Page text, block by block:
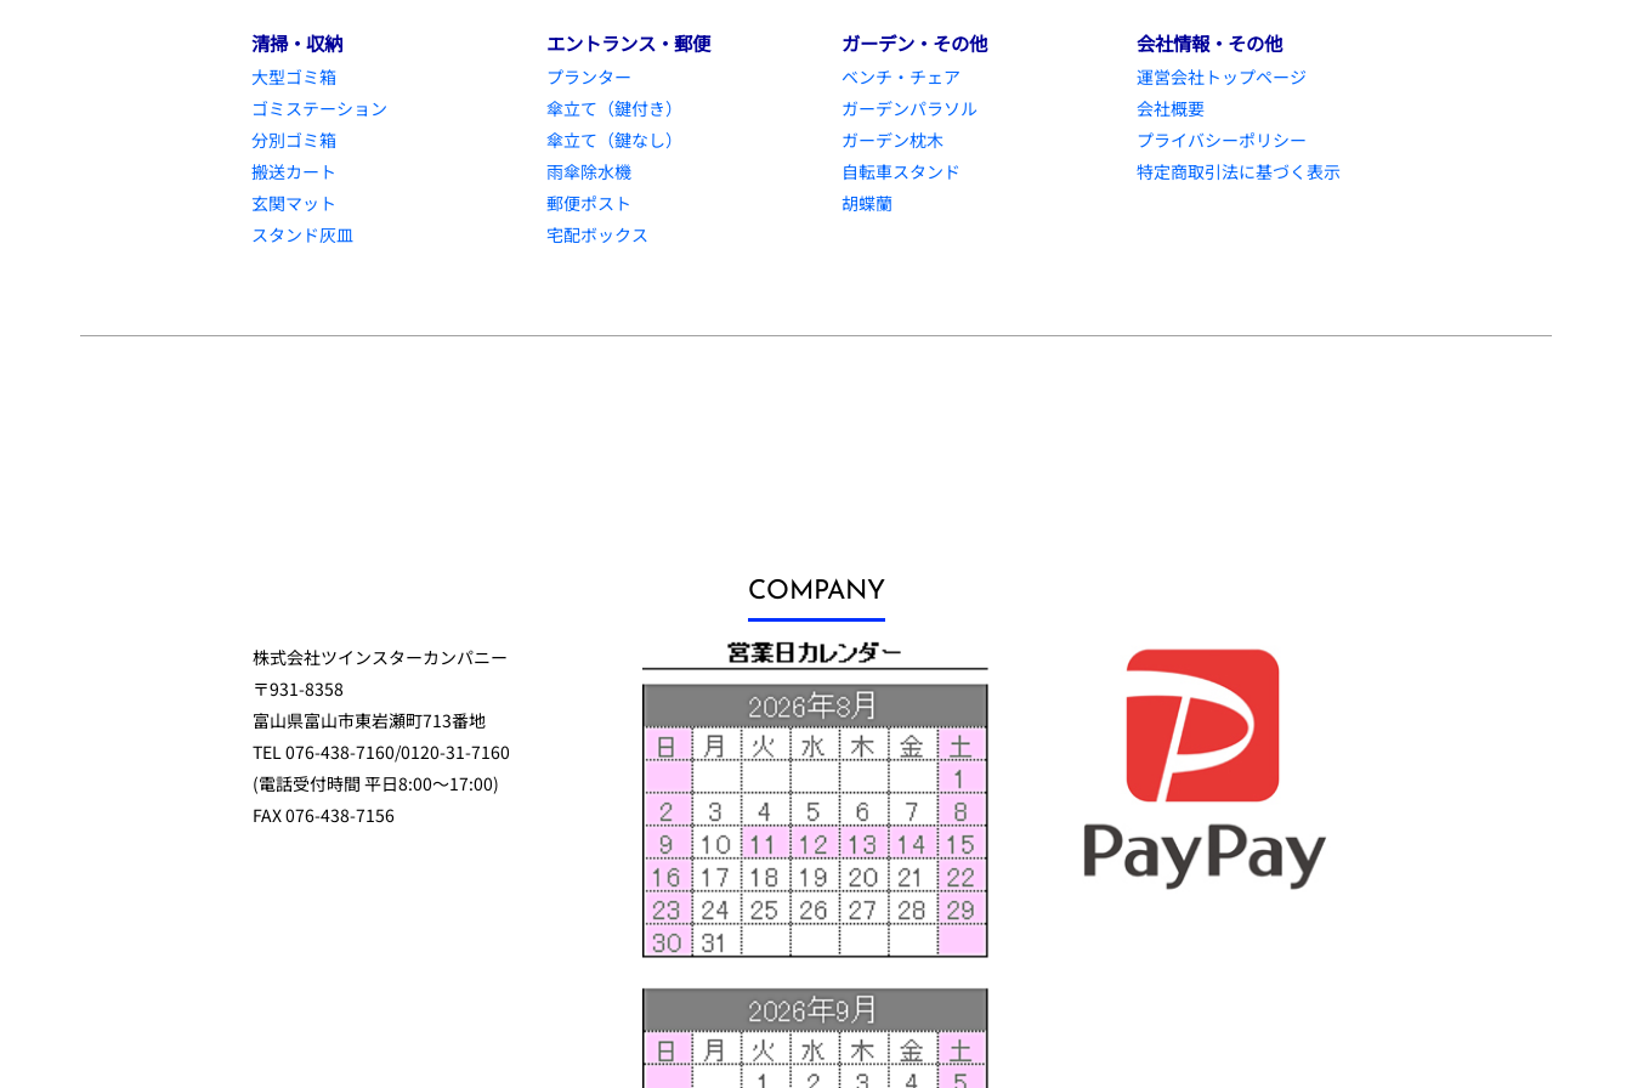
清掃・収納
大型ゴミ箱
ゴミステーション
分別ゴミ箱
搬送カート
玄関マット
スタンド灰皿
エントランス・郵便
プランター
傘立て（鍵付き）
傘立て（鍵なし）
雨傘除水機
郵便ポスト
宅配ボックス
ガーデン・その他
ベンチ・チェア
ガーデンパラソル
ガーデン枕木
自転車スタンド
胡蝶蘭
会社情報・その他
運営会社トップページ
会社概要
プライバシーポリシー
特定商取引法に基づく表示
COMPANY
株式会社ツインスターカンパニー
〒931-8358
富山県富山市東岩瀬町713番地
TEL 076-438-7160/0120-31-7160
(電話受付時間 平日8:00～17:00)
FAX 076-438-7156